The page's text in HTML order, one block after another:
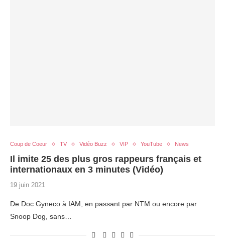
Coup de Coeur TV Vidéo Buzz VIP YouTube News
Il imite 25 des plus gros rappeurs français et
internationaux en 3 minutes (Vidéo)
19 juin 2021
De Doc Gyneco à IAM, en passant par NTM ou encore par
Snoop Dog, sans…